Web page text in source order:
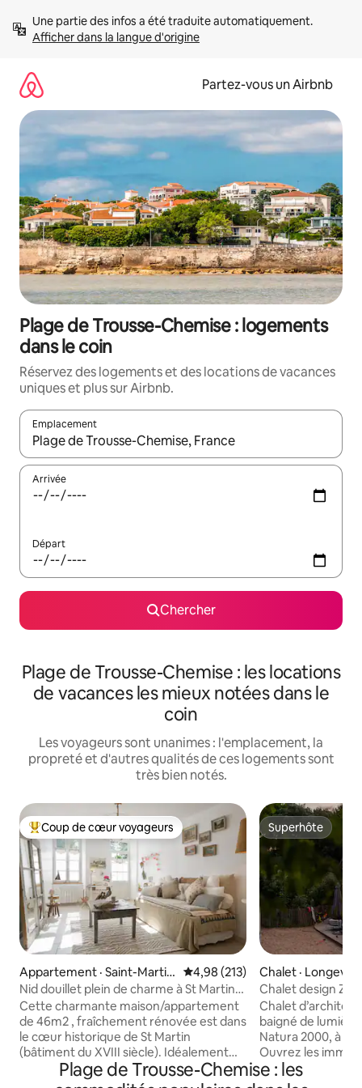
directement
Afficher dans la langue d'origine
Partez-vous un Airbnb
Plage de Trousse-Chemise : logements
dans le coin
Réservez des logements et des locations de vacances
uniques et plus sur Airbnb.
Emplacement
Quand les résultats sont affichés, parcourez-les en utilisant
Arrivée
Départ
Chercher
Plage de Trousse-Chemise : les locations
de vacances les mieux notées dans le
coin
Les voyageurs sont unanimes : l'emplacement, la
propreté et d'autres qualités de ces logements sont
très bien notés.
Coup de cœur voyageurs parmi les plus aimés
Coup de cœur voyageurs
Appartement · Saint-Martin
-de-Ré
Note moyenne de 4,98 sur 5,
4,98 (213)
Nid douillet plein de charme à St Martin-
de-Ré
Cette charmante maison/appartement
de 46m2 , fraîchement rénovée est dans
le cœur historique de St Martin
(bâtiment du XVIII siècle). Idéalement
située , à quelques pas du port, du
marché et des commerces. De la
Superhôte
Superhôte
Chalet ·
Chalet design
pieds • Sauna
Chalet
baigné de
Natura 2000, à
Ouvrez les
salon se prolonge
des pins, le bruit
Plage de Trousse-Chemise : les